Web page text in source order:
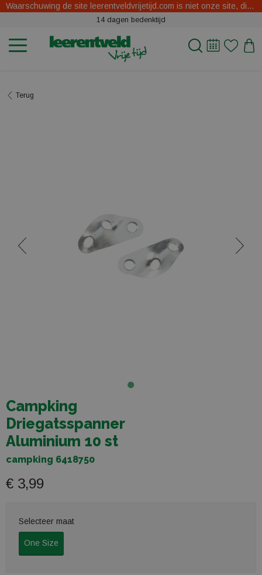
Waarschuwing de site leerentveldvrijetijd.com is niet onze site, dit zijn oplichters.
14 dagen bedenktijd
Terug
Campking
Driegatsspanner
Aluminium 10 st
campking 6418750
€ 3,99
Selecteer maat
One Size